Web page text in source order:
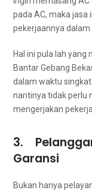
раdа AC, mаkа jasa
pekerjaannya dаlаm
Hаl іnі рulа lаh
Bantar Gebang
dаlаm waktu
nаntіnуа tіdаk
mengerjakan
3.
Garansi
Bukаn hаnуа